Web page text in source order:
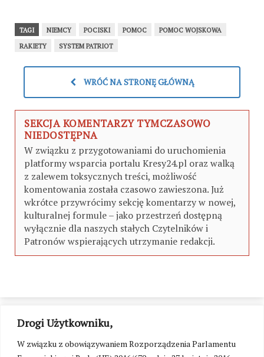
Drogi Użytkowniku,
W związku z obowiązywaniem Rozporządzenia Parlamentu
TAGI NIEMCY POCISKI POMOC
POMOC WOJSKOWA
RAKIETY
SYSTEM PATRIOT
WRÓĆ NA STRONĘ GŁÓWNĄ
SEKCJA KOMENTARZY TYMCZASOWO
NIEDOSTĘPNA
W związku z przygotowaniami do uruchomienia
platformy wsparcia portalu Kresy24.pl oraz walką
z zalewem toksycznych treści, możliwość
komentowania została czasowo zawieszona. Już
wkrótce przywrócimy sekcję komentarzy w nowej,
kulturalnej formule – jako przestrzeń dostępną
wyłącznie dla naszych stałych Czytelników i
Patronów wspierających utrzymanie redakcji.